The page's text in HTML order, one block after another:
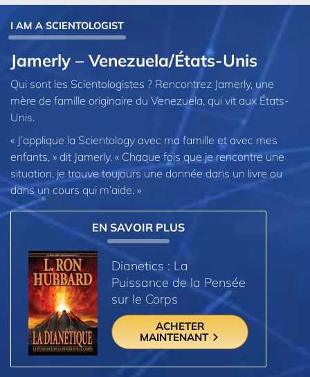
I AM A SCIENTOLOGIST
Jamerly – Venezuela/États-Unis
Qui sont les Scientologistes ? Rencontrez Jamerly, une
mère de famille originaire du Venezuela, qui vit aux États-
Unis.
« J’applique la Scientology avec ma famille et avec mes
enfants, » dit Jamerly. « Chaque fois que je rencontre une
situation, je trouve toujours une donnée dans un livre ou
dans un cours qui m’aide. »
EN SAVOIR PLUS
Dianetics : La
Puissance de la Pensée
sur le Corps
ACHETER
MAINTENANT